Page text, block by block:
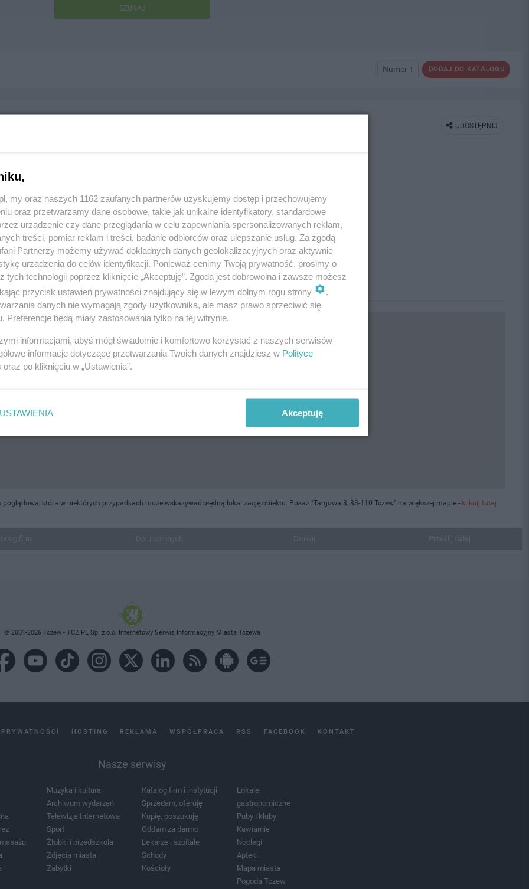
SZUKAJ
DODAJ DO KATALOGU
Numer ↑
UDOSTĘPNIJ
Zdrowie i medycyna
655, wyświetleń: 1193
LOKALIZACJA NA MAPIE
poglądowa, która w niektórych przypadkach może wskazywać błędną lokalizację obiektu. Pokaż "Targowa 8, 83-110 Tczew" na większej mapie - kliknij tutaj
© 2001-2026 Tczew - TCZ.PL Sp. z o.o. Internetowy Serwis Informacyjny Miasta Tczewa
HOSTING REKLAMA WSPÓŁPRACA RSS FACEBOOK KONTAKT
Nasze serwisy
Muzyka i kultura
Archiwum wydarzeń
Telewizja Internetowa
Sport
Żłobki i przedszkola
Zdjęcia miasta
Zabytki
Katalog firm i instytucji
Sprzedam, oferuję
Kupię, poszukuję
Oddam za darmo
Lekarze i szpitale
Schody
Kościoły
Lokale
gastronomiczne
Puby i kluby
Kawiarnie
Noclegi
Apteki
Mapa miasta
Pogoda Tczew
my oraz naszych 1162 zaufanych partnerów uzyskujemy dostęp i przechowujemy
oraz przetwarzamy dane osobowe, takie jak unikalne identyfikatory, standardowe
urządzenie czy dane przeglądania w celu zapewniania spersonalizowanych reklam,
treści, pomiar reklam i treści, badanie odbiorców oraz ulepszanie usług. Za zgodą
Partnerzy możemy używać dokładnych danych geolokalizacyjnych oraz aktywnie
urządzenia do celów identyfikacji. Ponieważ cenimy Twoją prywatność, prosimy o
tych technologii poprzez kliknięcie „Akceptuję”. Zgoda jest dobrowolna i zawsze możesz
przycisk ustawień prywatności znajdujący się w lewym dolnym rogu strony
danych nie wymagają zgody użytkownika, ale masz prawo sprzeciwić się
Preferencje będą miały zastosowania tylko na tej witrynie.
informacjami, abyś mógł świadomie i komfortowo korzystać z naszych serwisów
informacje dotyczące przetwarzania Twoich danych znajdziesz w Polityce
oraz po kliknięciu w „Ustawienia”.
USTAWIENIA Akceptuję